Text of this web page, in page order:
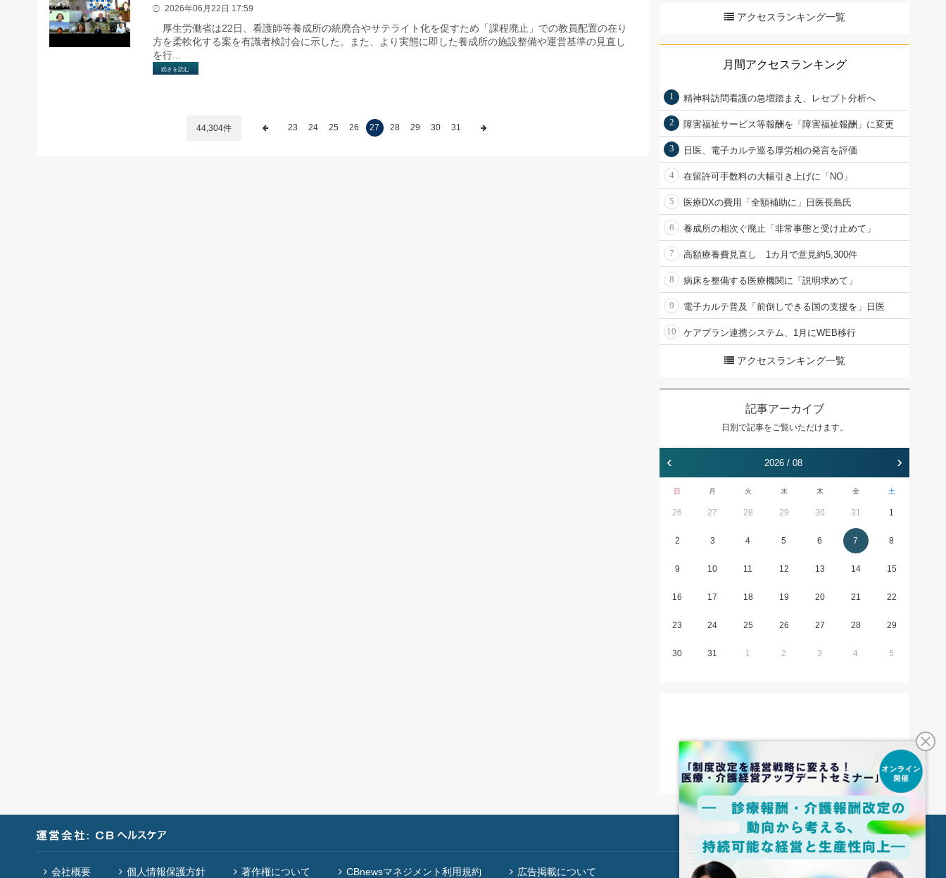
2026年06月22日 17:59
厚生労働省は22日、看護師等養成所の統廃合やサテライト化を促すため「課程廃止」での教員配置の在り
方を柔軟化する案を有識者検討会に示した。また、より実態に即した養成所の施設整備や運営基準の見直し
を行...
続きを読む
44,304件 23 24 25 26 27 28 29 30 31
アクセスランキング一覧
月間アクセスランキング
1 精神科訪問看護の急増踏まえ、レセプト分析へ
2 障害福祉サービス等報酬を「障害福祉報酬」に変更
3 日医、電子カルテ巡る厚労相の発言を評価
4 在留許可手数料の大幅引き上げに「NO」
5 医療DXの費用「全額補助に」日医長島氏
6 養成所の相次ぐ廃止「非常事態と受け止めて」
7 高額療養費見直し 1カ月で意見約5,300件
8 病床を整備する医療機関に「説明求めて」
9 電子カルテ普及「前倒しできる国の支援を」日医
10 ケアプラン連携システム、1月にWEB移行
アクセスランキング一覧
記事アーカイブ
日別で記事をご覧いただけます。
‹ 2026 / 08 ›
日 月 火 水 木 金 土
26 27 28 29 30 31 1
2 3 4 5 6 7 8
9 10 11 12 13 14 15
16 17 18 19 20 21 22
23 24 25 26 27 28 29
30 31 1 2 3 4 5
会社概要 個人情報保護方針 著作権について CBnewsマネジメント利用規約 広告掲載について